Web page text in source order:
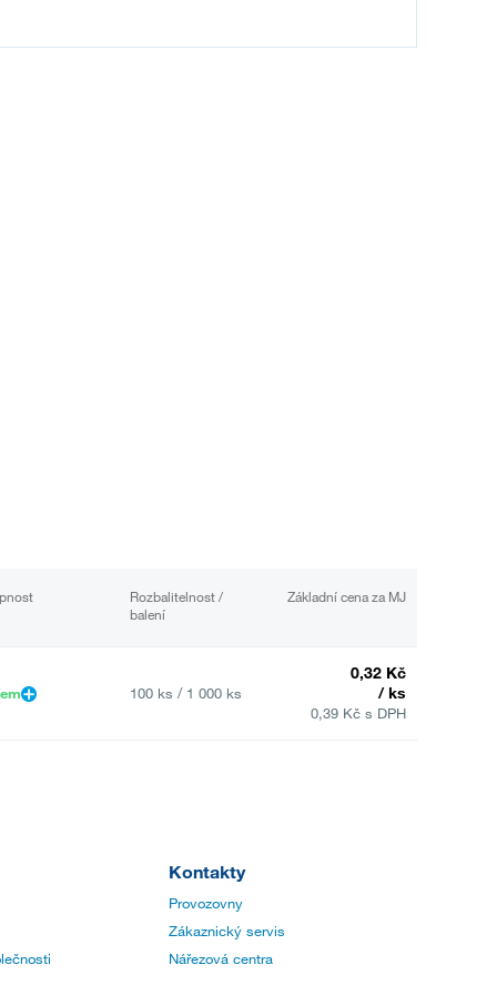
Rozbalitelnost /
balení
Základní cena za MJ
100 ks / 1 000 ks
0,32 Kč
/ ks
0,39 Kč s DPH
Kontakty
Provozovny
Zákaznický servis
Nářezová centra